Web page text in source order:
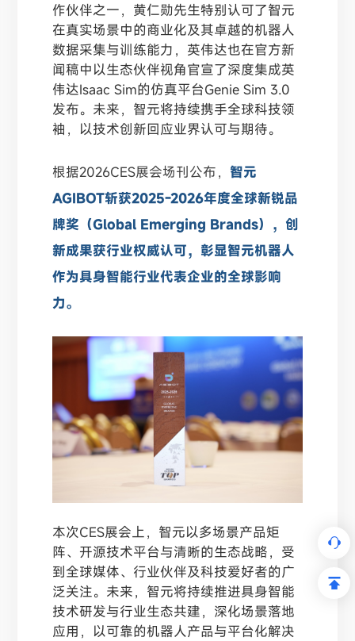
作伙伴之一，黄仁勋先生特别认可了智元
在真实场景中的商业化及其卓越的机器人
数据采集与训练能力，英伟达也在官方新
闻稿中以生态伙伴视角官宣了深度集成英
伟达Isaac Sim的仿真平台Genie Sim 3.0
发布。未来，智元将持续携手全球科技领
袖，以技术创新回应业界认可与期待。
根据2026CES展会场刊公布， 智元
AGIBOT斩获2025-2026年度全球新锐品
牌奖（Global Emerging Brands），创
新成果获行业权威认可，彰显智元机器人
作为具身智能行业代表企业的全球影响
力。
本次CES展会上，智元以多场景产品矩
阵、开源技术平台与清晰的生态战略，受
到全球媒体、行业伙伴及科技爱好者的广
泛关注。未来，智元将持续推进具身智能
技术研发与行业生态共建，深化场景落地
应用，以可靠的机器人产品与平台化解决